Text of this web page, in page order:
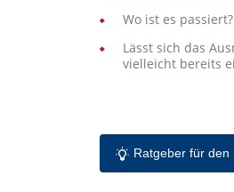
Wo ist es passiert?
Lässt sich das
vielleicht bereits
Ratgeber für den